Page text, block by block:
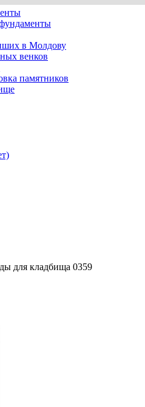
в Молдову
венков
памятников
для кладбища 0359